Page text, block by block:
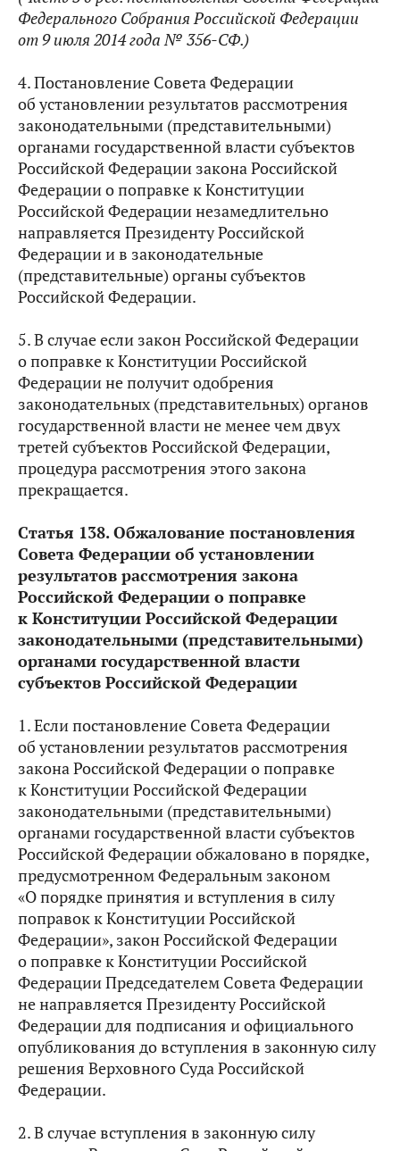
Федерального Собрания Российской Федерации
от 9 июля 2014 года № 356-СФ.)
4. Постановление Совета Федерации
об установлении результатов рассмотрения
законодательными (представительными)
органами государственной власти субъектов
Российской Федерации закона Российской
Федерации о поправке к Конституции
Российской Федерации незамедлительно
направляется Президенту Российской
Федерации и в законодательные
(представительные) органы субъектов
Российской Федерации.
5. В случае если закон Российской Федерации
о поправке к Конституции Российской
Федерации не получит одобрения
законодательных (представительных) органов
государственной власти не менее чем двух
третей субъектов Российской Федерации,
процедура рассмотрения этого закона
прекращается.
Статья 138. Обжалование постановления
Совета Федерации об установлении
результатов рассмотрения закона
Российской Федерации о поправке
к Конституции Российской Федерации
законодательными (представительными)
органами государственной власти
субъектов Российской Федерации
1. Если постановление Совета Федерации
об установлении результатов рассмотрения
закона Российской Федерации о поправке
к Конституции Российской Федерации
законодательными (представительными)
органами государственной власти субъектов
Российской Федерации обжаловано в порядке,
предусмотренном Федеральным законом
«О порядке принятия и вступления в силу
поправок к Конституции Российской
Федерации», закон Российской Федерации
о поправке к Конституции Российской
Федерации Председателем Совета Федерации
не направляется Президенту Российской
Федерации для подписания и официального
опубликования до вступления в законную силу
решения Верховного Суда Российской
Федерации.
2. В случае вступления в законную силу